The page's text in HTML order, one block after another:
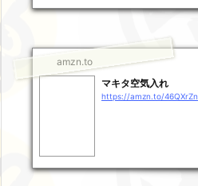
amzn.to
マキタ空気入れ
https://amzn.to/46QXrZn